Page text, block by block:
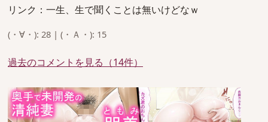
リンク：一生、生で聞くことは無いけどなｗ
(・∀・): 28 | (・Ａ・): 15
過去のコメントを見る（14件）